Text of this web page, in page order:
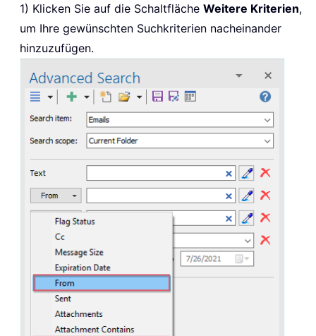
1) Klicken Sie auf die Schaltfläche Weitere Kriterien,
um Ihre gewünschten Suchkriterien nacheinander
hinzuzufügen.